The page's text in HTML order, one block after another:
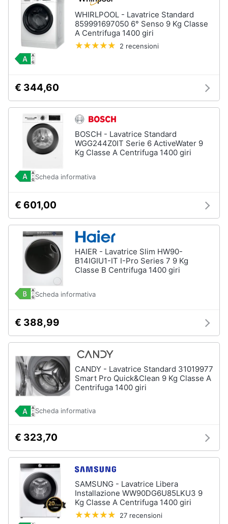
Salute
e
igiene
Beauty
Giocattoli
Prima
infanzia
Fotografia
Casalinghi
Abbigliamento
Sport
Animali
Motori
cd
e
dvd
Festività
e
ricorrenze
Servizi
Assistenza
clienti
Incasso
Lavastoviglie
Bosch
Lavastoviglie
Whirlpool
libera
installazione
Vedi
Piani
cottura
a
microonde
Elettrico
Cappa
Piano
Cottura
Vedi
tutti
Elettrodomestici
incasso
Lavastoviglie
da
Frigorifero
incasso
Piano
Cottura
Forno
WHIRLPOOL - Lavatrice Standard
859991697050 6° Senso 9 Kg Classe
A Centrifuga 1400 giri
2 recensioni
€ 344,60
BOSCH - Lavatrice Standard
WGG244Z0IT Serie 6 ActiveWater 9
Kg Classe A Centrifuga 1400 giri
Scheda informativa
€ 601,00
HAIER - Lavatrice Slim HW90-
B14IGIU1-IT I-Pro Series 7 9 Kg
Classe B Centrifuga 1400 giri
Scheda informativa
€ 388,99
CANDY - Lavatrice Standard 31019977
Smart Pro Quick&Clean 9 Kg Classe A
Centrifuga 1400 giri
Scheda informativa
€ 323,70
SAMSUNG - Lavatrice Libera
Installazione WW90DG6U85LKU3 9
Kg Classe A Centrifuga 1400 giri
27 recensioni